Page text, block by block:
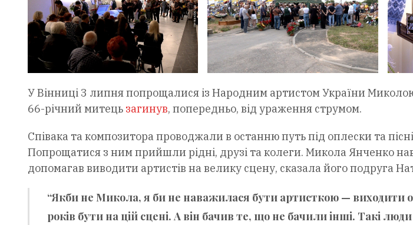
У Вінниці 3 липня попрощалися із Народним артистом України
66-річний митець загинув, попередньо, від ураження струмом.
Співака та композитора проводжали в останню путь під оплески та
Попрощатися з ним прийшли рідні, друзі та колеги. Микола Янченко
допомагав виводити артистів на велику сцену, сказала його подруга
“Якби не Микола, я би не наважилася бути артисткою — виходити
років бути на цій сцені. А він бачив те, що не бачили інші. Такі